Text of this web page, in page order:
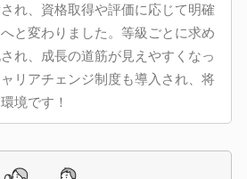
れ、資格取得や評価に応じて明確
と変わりました。等級ごとに求め
れ、成長の道筋が見えやすくなっ
リアチェンジ制度も導入され、将
境です！